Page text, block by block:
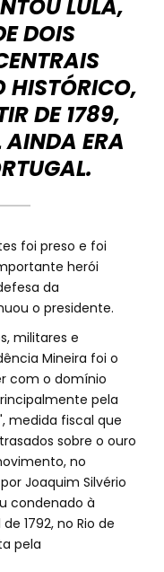
LULA,
DOIS
HISTÓRICO,
DE 1789,
ERA
foi preso e foi
herói
da
o presidente.
militares e
Mineira foi o
com o domínio
pela
medida fiscal que
sobre o ouro
no
Joaquim Silvério
condenado à
1792, no Rio de
pela